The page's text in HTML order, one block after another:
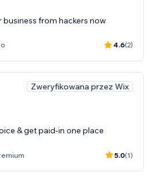
from hackers now
4.6(2)
Zweryfikowana przez Wix
& get paid-in one place
5.0(1)